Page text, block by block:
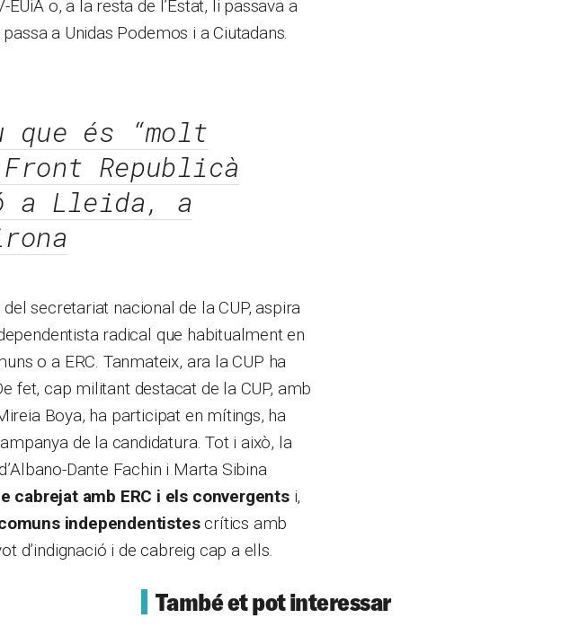
o, a la resta de l’Estat, li passava a
a Unidas Podemos i a Ciutadans.
que és “molt
Republicà
a Lleida, a
secretariat nacional de la CUP, aspira
radical que habitualment en
o a ERC. Tanmateix, ara la CUP ha
fet, cap militant destacat de la CUP, amb
Boya, ha participat en mítings, ha
de la candidatura. Tot i això, la
Dante Fachin i Marta Sibina
cabrejat amb ERC i els convergentsi,
independentistescrítics amb
d’indignació i de cabreig cap a ells.
També et pot interessar